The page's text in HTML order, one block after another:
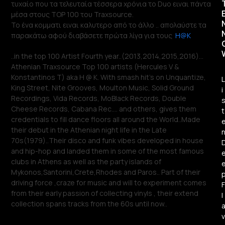
τυχαίο που τα τελευταία τέσσερα χρόνια το Duo ειναι πάντα
μέσα στους TOP 100 του Traxsource.
Το ένα κομματι ειναι καλυτερο από το άλλο .. απολαύστε τα
παρακάτω αφού διαβάσετε πρώτα λίγα για τουςH@K
..in the top 100 Artist Fourth year..(2013,2014,2015,2016)…
Athenian Traxsource Top 100 artists (Hercules V &
Konstantinos T) aka H @ K. With smash hit’s on Unquantize,
King Street, Nite Grooves, Moulton Music, Solid Ground
Recordings, Vida Records, MoBlack Records, Double
Cheese Records, Cabana Rec…. and others, gives them
credentials to fill dance floors all around the World..Made
their debut in the Athenian night life in the Late
70s(1979)..Their disco and funk vibes developed in house
and hip-hop and landed them in some of the most famous
clubs in Athens as well as the party islands of
Mykonos,Santorini,Crete,Rhodes and Paros.. Part of their
driving force ,craze for music and will to experiment comes
from their early passion of collecting vinyls , their extend
collection spans tracks from the 60s until now..
L
i
s
t
n
F
l
a
v